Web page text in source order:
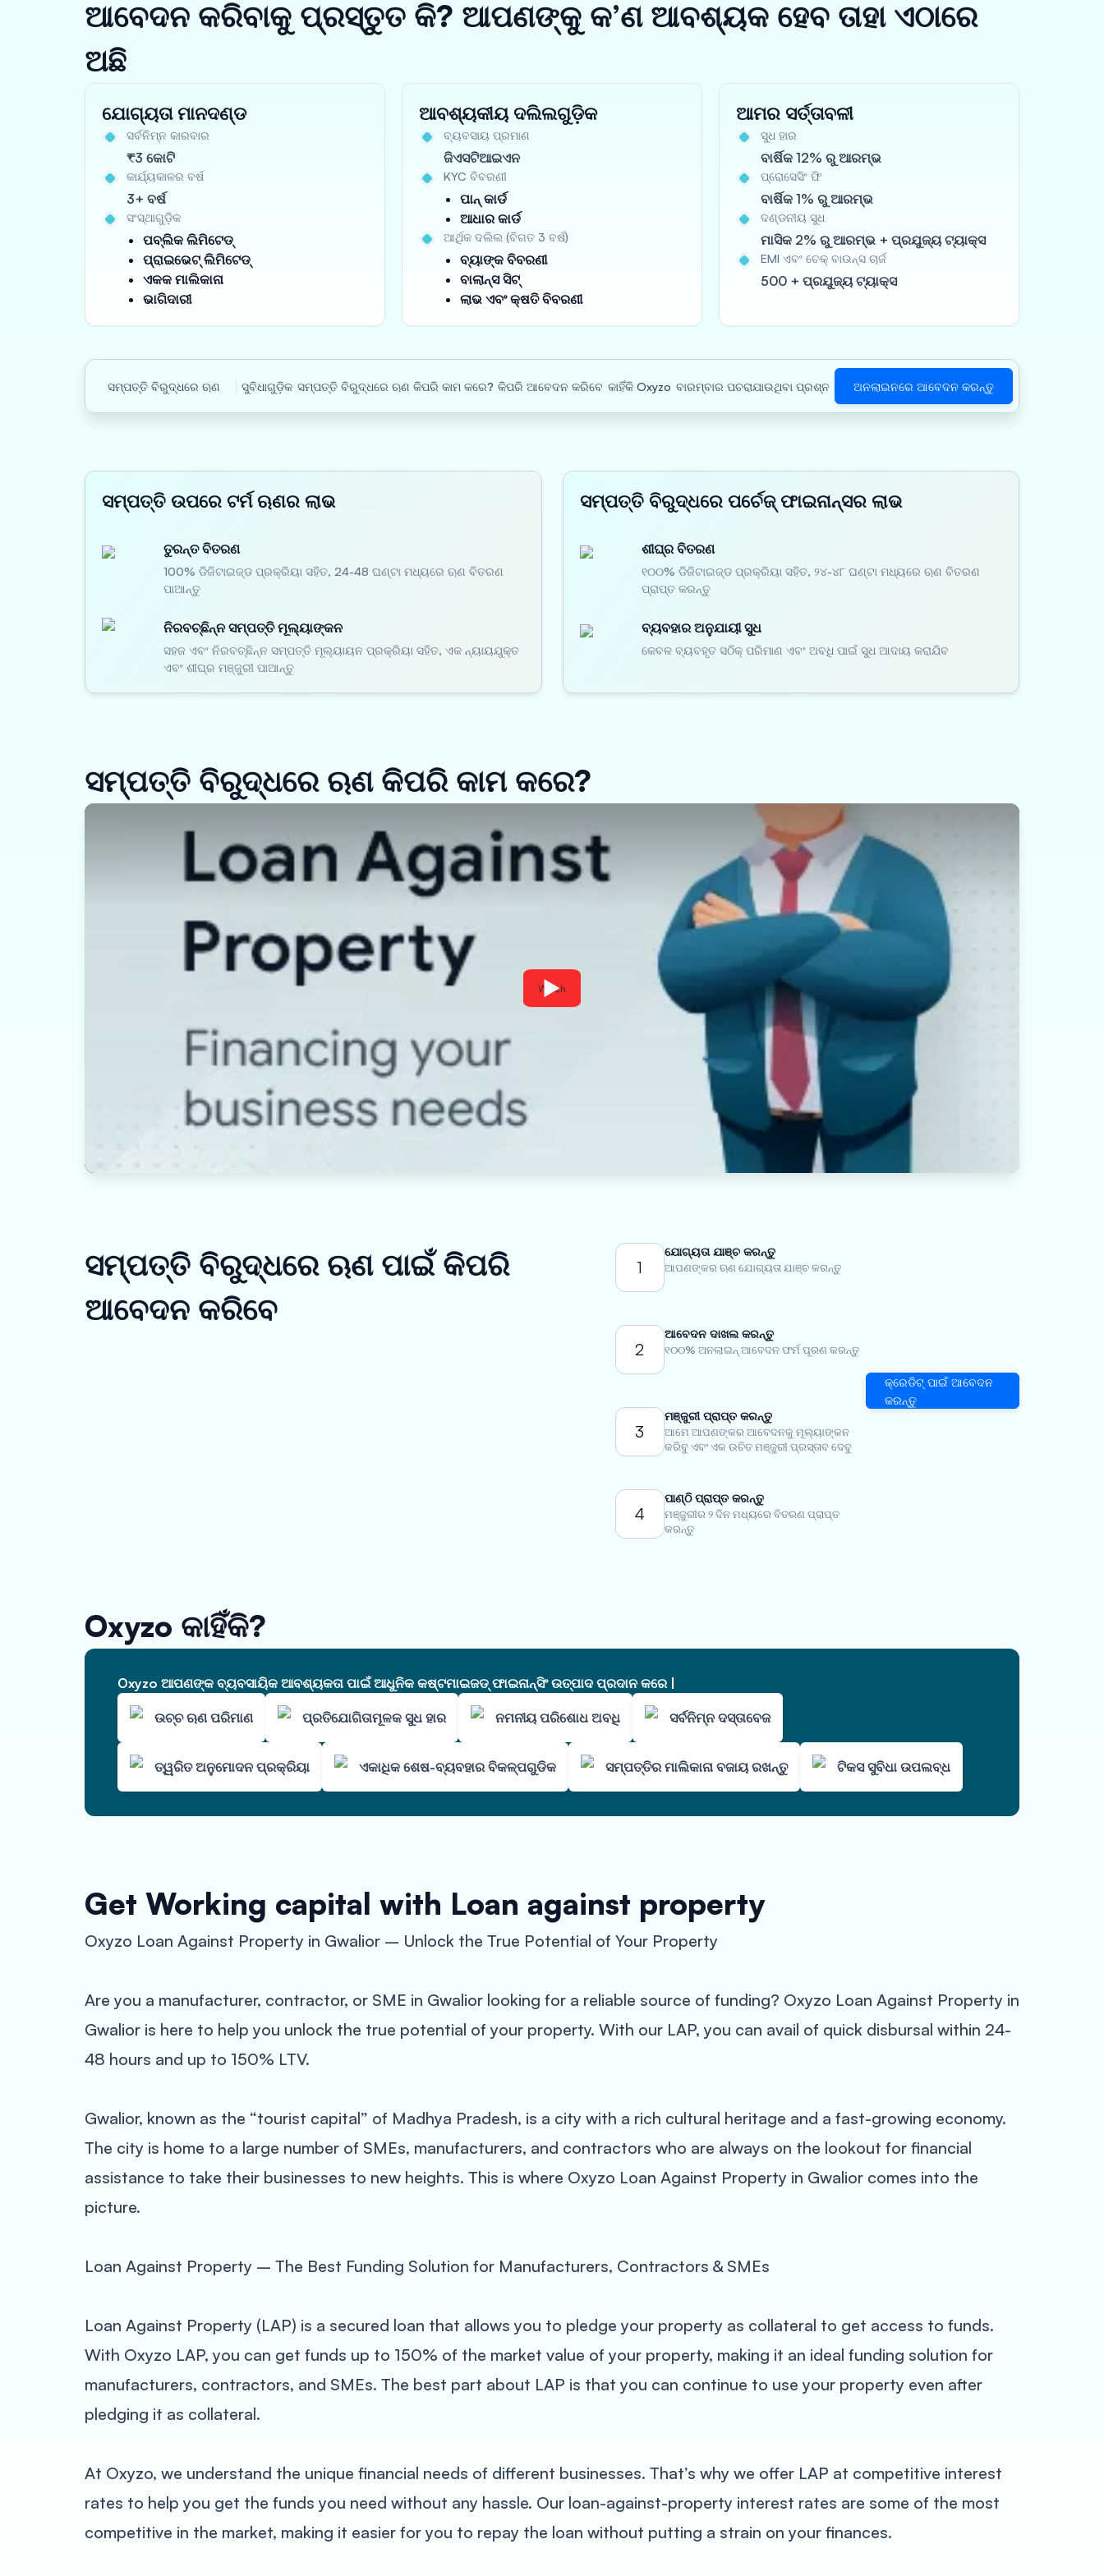
ଆବେଦନ କରିବାକୁ ପ୍ରସ୍ତୁତ କି? ଆପଣଙ୍କୁ କ’ଣ ଆବଶ୍ୟକ ହେବ ତାହା ଏଠାରେ
ଅଛି
ଯୋଗ୍ୟତା ମାନଦଣ୍ଡ
ସର୍ବନିମ୍ନ କାରବାର
₹3 କୋଟି
କାର୍ଯ୍ୟକାଳର ବର୍ଷ
3+ ବର୍ଷ
ସଂସ୍ଥାଗୁଡ଼ିକ
ପବ୍ଲିକ ଲିମିଟେଡ୍
ପ୍ରାଇଭେଟ୍ ଲିମିଟେଡ୍
ଏକକ ମାଲିକାନା
ଭାଗିଦାରୀ
ଆବଶ୍ୟକୀୟ ଦଲିଲଗୁଡ଼ିକ
ବ୍ୟବସାୟ ପ୍ରମାଣ
ଜିଏସଟିଆଇଏନ
KYC ବିବରଣୀ
ପାନ୍ କାର୍ଡ
ଆଧାର କାର୍ଡ
ଆର୍ଥିକ ଦଲିଲ (ବିଗତ 3 ବର୍ଷ)
ବ୍ୟାଙ୍କ ବିବରଣୀ
ବାଲାନ୍ସ ସିଟ୍
ଲାଭ ଏବଂ କ୍ଷତି ବିବରଣୀ
ଆମର ସର୍ତ୍ତାବଳୀ
ସୁଧ ହାର
ବାର୍ଷିକ 12% ରୁ ଆରମ୍ଭ
ପ୍ରୋସେସିଂ ଫି
ବାର୍ଷିକ 1% ରୁ ଆରମ୍ଭ
ଦଣ୍ଡନୀୟ ସୁଧ
ମାସିକ 2% ରୁ ଆରମ୍ଭ + ପ୍ରଯୁଜ୍ୟ ଟ୍ୟାକ୍ସ
EMI ଏବଂ ଚେକ୍ ବାଉନ୍ସ ଚାର୍ଜ
500 + ପ୍ରଯୁଜ୍ୟ ଟ୍ୟାକ୍ସ
ସମ୍ପତ୍ତି ବିରୁଦ୍ଧରେ ଋଣ ସୁବିଧାଗୁଡ଼ିକ ସମ୍ପତ୍ତି ବିରୁଦ୍ଧରେ ଋଣ କିପରି କାମ କରେ? କିପରି ଆବେଦନ କରିବେ କାହିଁକି Oxyzo ବାରମ୍ବାର ପଚରାଯାଉଥିବା ପ୍ରଶ୍ନ ଅନଲାଇନରେ ଆବେଦନ କରନ୍ତୁ
ସମ୍ପତ୍ତି ଉପରେ ଟର୍ମ ଋଣର ଲାଭ
ତୁରନ୍ତ ବିତରଣ
100% ଡିଜିଟାଇଜ୍ଡ ପ୍ରକ୍ରିୟା ସହିତ, 24-48 ଘଣ୍ଟା ମଧ୍ୟରେ ଋଣ ବିତରଣ
ପାଆନ୍ତୁ
ନିରବଚ୍ଛିନ୍ନ ସମ୍ପତ୍ତି ମୂଲ୍ୟାଙ୍କନ
ସହଜ ଏବଂ ନିରବଚ୍ଛିନ୍ନ ସମ୍ପତ୍ତି ମୂଲ୍ୟାୟନ ପ୍ରକ୍ରିୟା ସହିତ, ଏକ ନ୍ୟାୟଯୁକ୍ତ
ଏବଂ ଶୀଘ୍ର ମଞ୍ଜୁରୀ ପାଆନ୍ତୁ
ସମ୍ପତ୍ତି ବିରୁଦ୍ଧରେ ପର୍ଚେଜ୍ ଫାଇନାନ୍ସର ଲାଭ
ଶୀଘ୍ର ବିତରଣ
୧୦୦% ଡିଜିଟାଇଜ୍ଡ ପ୍ରକ୍ରିୟା ସହିତ, ୨୪-୪୮ ଘଣ୍ଟା ମଧ୍ୟରେ ଋଣ ବିତରଣ
ପ୍ରାପ୍ତ କରନ୍ତୁ
ବ୍ୟବହାର ଅନୁଯାୟୀ ସୁଧ
କେବଳ ବ୍ୟବହୃତ ସଠିକ୍ ପରିମାଣ ଏବଂ ଅବଧି ପାଇଁ ସୁଧ ଆଦାୟ କରାଯିବ
ସମ୍ପତ୍ତି ବିରୁଦ୍ଧରେ ଋଣ କିପରି କାମ କରେ?
Watch
ସମ୍ପତ୍ତି ବିରୁଦ୍ଧରେ ଋଣ ପାଇଁ କିପରି
ଆବେଦନ କରିବେ
1
ଯୋଗ୍ୟତା ଯାଞ୍ଚ କରନ୍ତୁ
ଆପଣଙ୍କର ଋଣ ଯୋଗ୍ୟତା ଯାଞ୍ଚ କରନ୍ତୁ
2
ଆବେଦନ ଦାଖଲ କରନ୍ତୁ
୧୦୦% ଅନଲାଇନ୍ ଆବେଦନ ଫର୍ମ ପୂରଣ କରନ୍ତୁ
3
ମଞ୍ଜୁରୀ ପ୍ରାପ୍ତ କରନ୍ତୁ
ଆମେ ଆପଣଙ୍କର ଆବେଦନକୁ ମୂଲ୍ୟାଙ୍କନ
କରିବୁ ଏବଂ ଏକ ଉଚିତ ମଞ୍ଜୁରୀ ପ୍ରସ୍ତାବ ଦେବୁ
4
ପାଣ୍ଠି ପ୍ରାପ୍ତ କରନ୍ତୁ
ମଞ୍ଜୁରୀର ୨ ଦିନ ମଧ୍ୟରେ ବିତରଣ ପ୍ରାପ୍ତ
କରନ୍ତୁ
କ୍ରେଡିଟ୍ ପାଇଁ ଆବେଦନ
କରନ୍ତୁ
Oxyzo କାହିଁକି?
Oxyzo ଆପଣଙ୍କ ବ୍ୟବସାୟିକ ଆବଶ୍ୟକତା ପାଇଁ ଆଧୁନିକ କଷ୍ଟମାଇଜଡ୍ ଫାଇନାନ୍ସିଂ ଉତ୍ପାଦ ପ୍ରଦାନ କରେ |
ଉଚ୍ଚ ଋଣ ପରିମାଣ ପ୍ରତିଯୋଗିତାମୂଳକ ସୁଧ ହାର ନମନୀୟ ପରିଶୋଧ ଅବଧି ସର୍ବନିମ୍ନ ଦସ୍ତାବେଜ
ତ୍ୱରିତ ଅନୁମୋଦନ ପ୍ରକ୍ରିୟା ଏକାଧିକ ଶେଷ-ବ୍ୟବହାର ବିକଳ୍ପଗୁଡିକ ସମ୍ପତ୍ତିର ମାଲିକାନା ବଜାୟ ରଖନ୍ତୁ ଟିକସ ସୁବିଧା ଉପଲବ୍ଧ
Get Working capital with Loan against property
Oxyzo Loan Against Property in Gwalior – Unlock the True Potential of Your Property
Are you a manufacturer, contractor, or SME in Gwalior looking for a reliable source of funding? Oxyzo Loan Against Property in
Gwalior is here to help you unlock the true potential of your property. With our LAP, you can avail of quick disbursal within 24-
48 hours and up to 150% LTV.
Gwalior, known as the “tourist capital” of Madhya Pradesh, is a city with a rich cultural heritage and a fast-growing economy.
The city is home to a large number of SMEs, manufacturers, and contractors who are always on the lookout for financial
assistance to take their businesses to new heights. This is where Oxyzo Loan Against Property in Gwalior comes into the
picture.
Loan Against Property – The Best Funding Solution for Manufacturers, Contractors & SMEs
Loan Against Property (LAP) is a secured loan that allows you to pledge your property as collateral to get access to funds.
With Oxyzo LAP, you can get funds up to 150% of the market value of your property, making it an ideal funding solution for
manufacturers, contractors, and SMEs. The best part about LAP is that you can continue to use your property even after
pledging it as collateral.
At Oxyzo, we understand the unique financial needs of different businesses. That’s why we offer LAP at competitive interest
rates to help you get the funds you need without any hassle. Our loan-against-property interest rates are some of the most
competitive in the market, making it easier for you to repay the loan without putting a strain on your finances.